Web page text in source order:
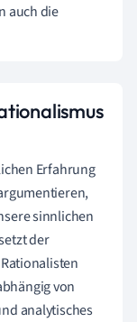
auch die
Erfahrung
sinnlichen
der
von
analytisches